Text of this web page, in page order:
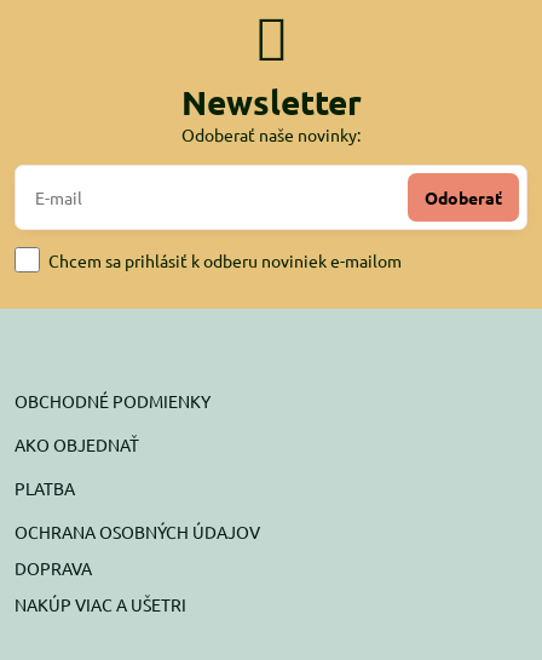
Newsletter
Odoberať naše novinky:
Odoberať
Chcem sa prihlásiť k odberu noviniek e-mailom
OBCHODNÉ PODMIENKY
AKO OBJEDNAŤ
PLATBA
OCHRANA OSOBNÝCH ÚDAJOV
DOPRAVA
NAKÚP VIAC A UŠETRI